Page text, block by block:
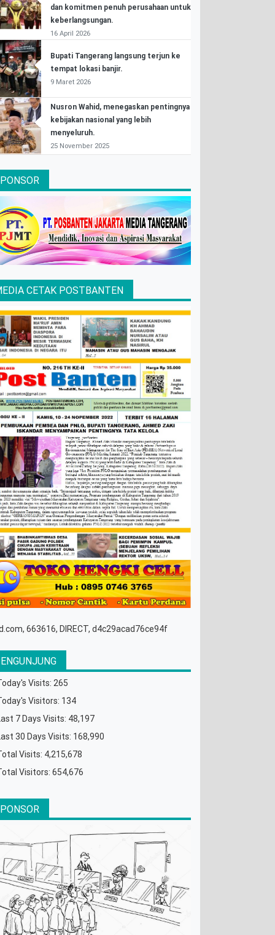
dan komitmen penuh perusahaan untuk
keberlangsungan.
16 April 2026
Bupati Tangerang langsung terjun ke
tempat lokasi banjir.
9 Maret 2026
Nusron Wahid, menegaskan pentingnya
kebijakan nasional yang lebih
menyeluruh.
25 November 2025
CETAK POSTBANTEN
663616, DIRECT, d4c29acad76ce94f
Visits: 265
Visitors: 134
7 Days Visits: 48,197
30 Days Visits: 168,990
Visits: 4,215,678
Visitors:654,676